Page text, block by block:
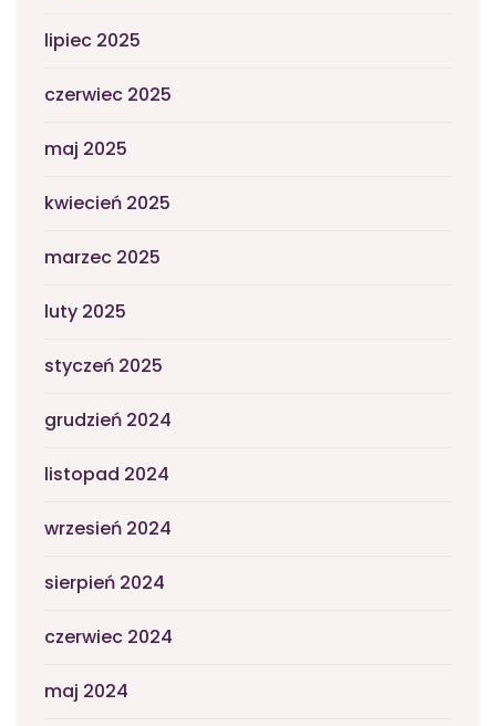
lipiec 2025
czerwiec 2025
maj 2025
kwiecień 2025
marzec 2025
luty 2025
styczeń 2025
grudzień 2024
listopad 2024
wrzesień 2024
sierpień 2024
czerwiec 2024
maj 2024